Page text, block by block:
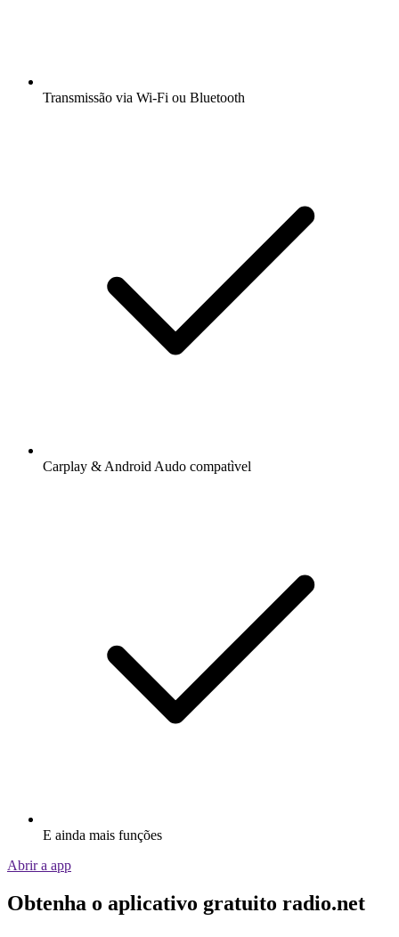
Transmissão via Wi-Fi ou Bluetooth
Carplay & Android Audo compatìvel
E ainda mais funções
Abrir a app
Obtenha o aplicativo gratuito radio.net